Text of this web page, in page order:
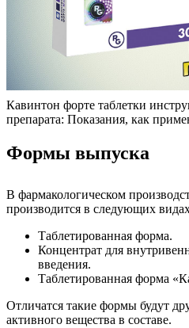
Кавинтон форте таблетки
препарата: Показания, как
Формы выпуска
В фармакологическом
производится в следующих
Таблетированная форма.
Концентрат для
введения.
Таблетированная форма
Отличатся такие формы будут
активного вещества в составе.